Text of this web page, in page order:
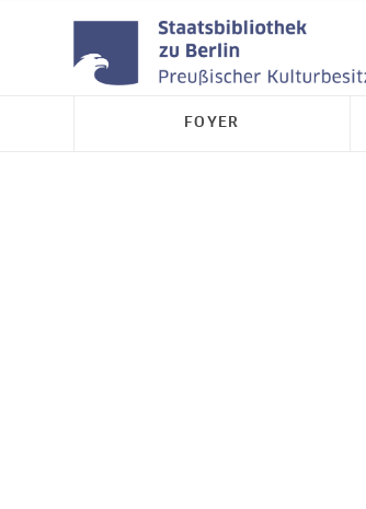
FOYER